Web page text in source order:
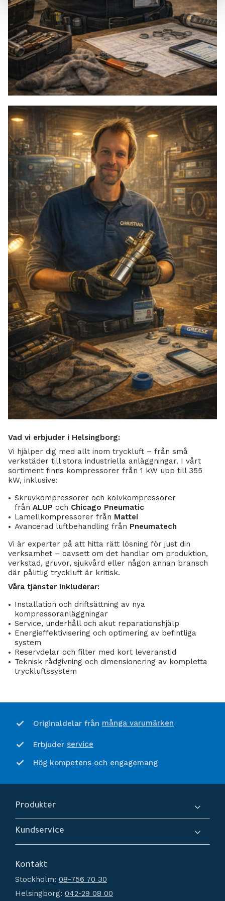
Vad vi erbjuder i Helsingborg:
Vi hjälper dig med allt inom tryckluft – från små
verkstäder till stora industriella anläggningar. I vårt
sortiment finns kompressorer från 1 kW upp till 355
kW, inklusive:
Skruvkompressorer och kolvkompressorer
från ALUP och Chicago Pneumatic
Lamellkompressorer från Mattei
Avancerad luftbehandling från Pneumatech
Vi är experter på att hitta rätt lösning för just din
verksamhet – oavsett om det handlar om produktion,
verkstad, gruvor, sjukvård eller någon annan bransch
där pålitlig tryckluft är kritisk.
Våra tjänster inkluderar:
Installation och driftsättning av nya
kompressoranläggningar
Service, underhåll och akut reparationshjälp
Energieffektivisering och optimering av befintliga
system
Reservdelar och filter med kort leveranstid
Teknisk rådgivning och dimensionering av kompletta
tryckluftssystem
Originaldelar från många varumärken
Erbjuder service
Hög kompetens och engagemang
Produkter
Kompressorer
Generatorer
Kondensathantering
Tryckluftstankar
Kundservice
Hur handlar jag?
Köpvillkor
Policy och cookies
Kontakt
Stockholm: 08-756 70 30
Helsingborg: 042-29 08 00